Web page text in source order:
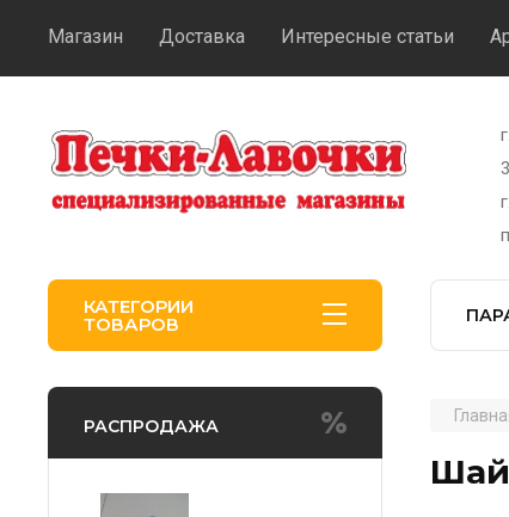
Магазин Доставка Интересные статьи
КАТЕГОРИИ
ТОВАРОВ
РАСПРОДАЖА